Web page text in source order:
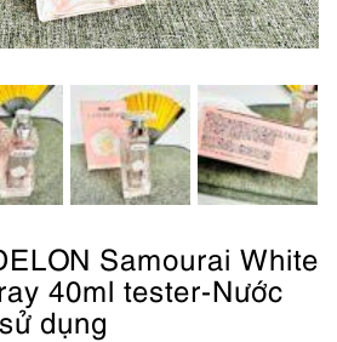
Samourai White
40ml tester-Nước
dụng